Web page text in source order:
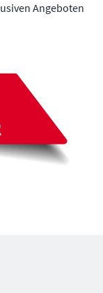
Angeboten